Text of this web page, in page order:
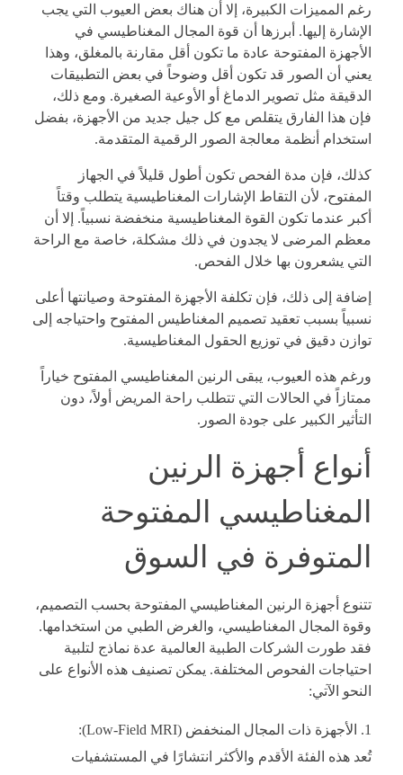
رغم المميزات الكبيرة، إلا أن هناك بعض العيوب التي يجب
الإشارة إليها. أبرزها أن قوة المجال المغناطيسي في
الأجهزة المفتوحة عادة ما تكون أقل مقارنة بالمغلق، وهذا
يعني أن الصور قد تكون أقل وضوحاً في بعض التطبيقات
الدقيقة مثل تصوير الدماغ أو الأوعية الصغيرة. ومع ذلك،
فإن هذا الفارق يتقلص مع كل جيل جديد من الأجهزة، بفضل
استخدام أنظمة معالجة الصور الرقمية المتقدمة.
كذلك، فإن مدة الفحص تكون أطول قليلاً في الجهاز
المفتوح، لأن التقاط الإشارات المغناطيسية يتطلب وقتاً
أكبر عندما تكون القوة المغناطيسية منخفضة نسبياً. إلا أن
معظم المرضى لا يجدون في ذلك مشكلة، خاصة مع الراحة
التي يشعرون بها خلال الفحص.
إضافة إلى ذلك، فإن تكلفة الأجهزة المفتوحة وصيانتها أعلى
نسبياً بسبب تعقيد تصميم المغناطيس المفتوح واحتياجه إلى
توازن دقيق في توزيع الحقول المغناطيسية.
ورغم هذه العيوب، يبقى الرنين المغناطيسي المفتوح خياراً
ممتازاً في الحالات التي تتطلب راحة المريض أولاً، دون
التأثير الكبير على جودة الصور.
أنواع أجهزة الرنين
المغناطيسي المفتوحة
المتوفرة في السوق
تتنوع أجهزة الرنين المغناطيسي المفتوحة بحسب التصميم،
وقوة المجال المغناطيسي، والغرض الطبي من استخدامها.
فقد طورت الشركات الطبية العالمية عدة نماذج لتلبية
احتياجات الفحوص المختلفة. يمكن تصنيف هذه الأنواع على
النحو الآتي:
الأجهزة ذات المجال المنخفض (Low-Field MRI):
تُعد هذه الفئة الأقدم والأكثر انتشارًا في المستشفيات